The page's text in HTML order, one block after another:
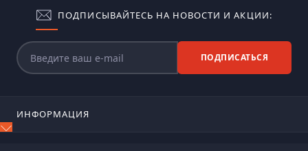
ПОДПИСЫВАЙТЕСЬ НА НОВОСТИ И АКЦИИ:
ПОДПИСАТЬСЯ
ИНФОРМАЦИЯ